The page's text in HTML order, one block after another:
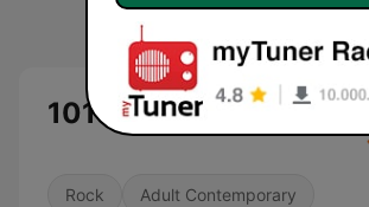
101 Jak FM
Rock Adult Contemporary